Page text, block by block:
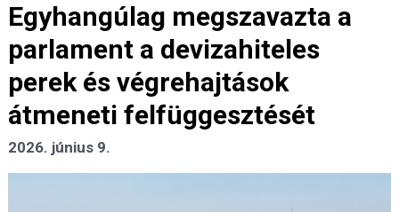
Egyhangúlag megszavazta a
parlament a devizahiteles
perek és végrehajtások
átmeneti felfüggesztését
2026. június 9.